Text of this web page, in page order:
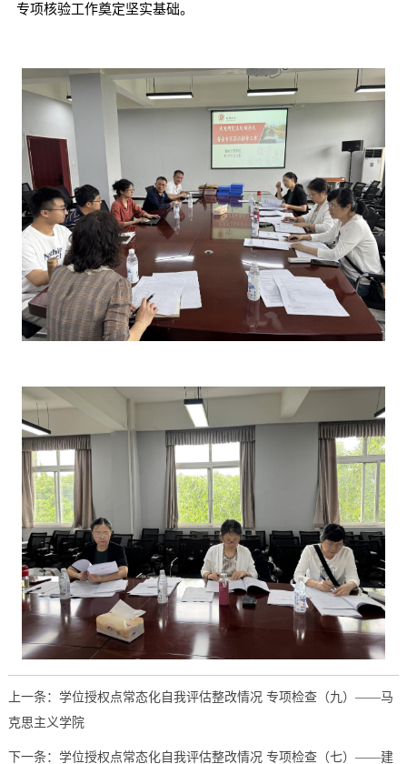
专项核验工作奠定坚实基础。
上一条：学位授权点常态化自我评估整改情况 专项检查（九）——马
克思主义学院
下一条：学位授权点常态化自我评估整改情况 专项检查（七）——建